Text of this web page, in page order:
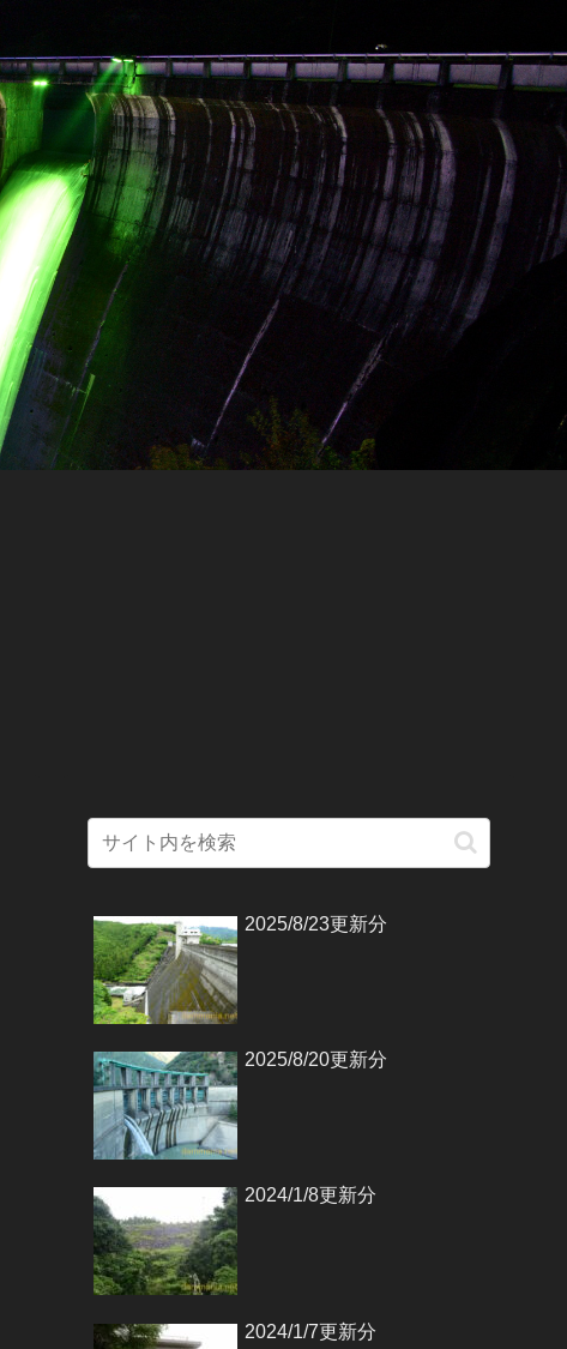
2025/8/23更新分
2025/8/20更新分
2024/1/8更新分
2024/1/7更新分